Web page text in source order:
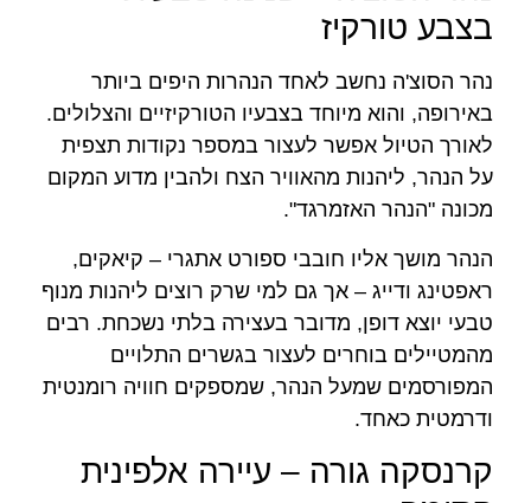
בצבע טורקיז
נהר הסוצ'ה נחשב לאחד הנהרות היפים ביותר
באירופה, והוא מיוחד בצבעיו הטורקיזיים והצלולים.
לאורך הטיול אפשר לעצור במספר נקודות תצפית
על הנהר, ליהנות מהאוויר הצח ולהבין מדוע המקום
מכונה "הנהר האזמרגד".
הנהר מושך אליו חובבי ספורט אתגרי – קיאקים,
ראפטינג ודייג – אך גם למי שרק רוצים ליהנות מנוף
טבעי יוצא דופן, מדובר בעצירה בלתי נשכחת. רבים
מהמטיילים בוחרים לעצור בגשרים התלויים
המפורסמים שמעל הנהר, שמספקים חוויה רומנטית
ודרמטית כאחד.
קרנסקה גורה – עיירה אלפינית